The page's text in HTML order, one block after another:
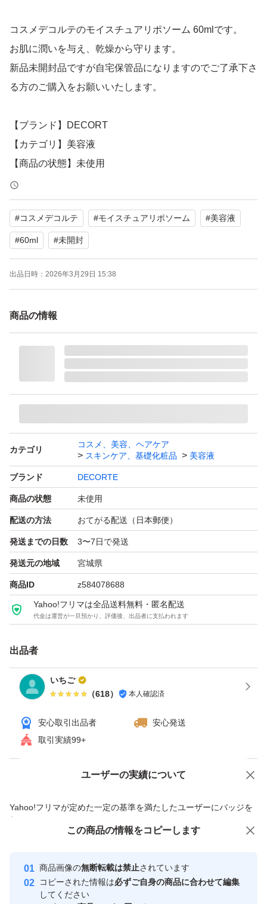
コスメデコルテのモイスチュアリポソーム 60mlです。
お肌に潤いを与え、乾燥から守ります。
新品未開封品ですが自宅保管品になりますのでご了承下さ
る方のご購入をお願いいたします。
【ブランド】DECORT
【カテゴリ】美容液
【商品の状態】未使用
【容量】60ml
よろしくお願いいたします。
#コスメデコルテ #モイスチュアリポソーム #美容液
#60ml #未開封
出品日時： 2026年3月29日 15:38
商品の情報
カテゴリ
コスメ、美容、ヘアケア
スキンケア、基礎化粧品
美容液
ブランド DECORTE
商品の状態 未使用
配送の方法 おてがる配送（日本郵便）
発送までの日数 3〜7日で発送
発送元の地域 宮城県
商品ID z584078688
Yahoo!フリマは全品送料無料・匿名配送
代金は運営が一旦預かり、評価後、出品者に支払われます
出品者
いちご
（618） 本人確認済
安心取引出品者
安心発送
取引実績99+
ユーザーの実績について
Yahoo!フリマが定めた一定の基準を満たしたユーザーにバッジを
付与しています
安心取引出品者
心・安全なユーザーです
取引実績
価格の相談 商品への質問
この商品の情報をコピーします
商品画像の無断転載は禁止されています
コピーされた情報は必ずご自身の商品に合わせて編集
してください
この商品をみている人にオススメ